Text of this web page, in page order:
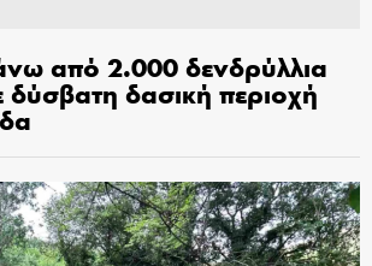
από 2.000 δενδρύλλια
δασική περιοχή